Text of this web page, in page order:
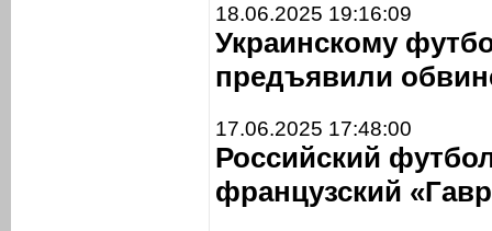
18.06.2025 19:16:09
Украинскому
предъявили
17.06.2025 17:48:00
Российский
французский